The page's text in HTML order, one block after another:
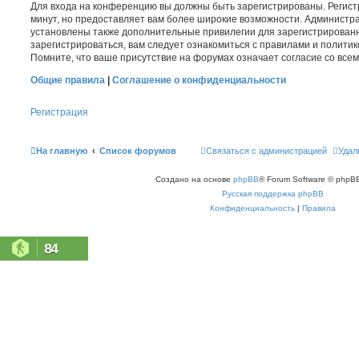
Для входа на конференцию вы должны быть зарегистрированы.
минут, но предоставляет вам более широкие возможности.
установлены также дополнительные привилегии для
зарегистрироваться, вам следует ознакомиться с правилами и
Помните, что ваше присутствие на форумах означает согласие со
Общие правила
Соглашение о конфиденциальности
Регистрация
На главную Список форумов Связаться с администрацией
Создано на основе phpBB® Forum Software ©
Русская поддержка phpBB
Конфиденциальность | Правила
84